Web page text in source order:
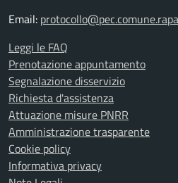
Email:
Leggi le FAQ
Prenotazione appuntamento
Segnalazione disservizio
Richiesta d'assistenza
Attuazione misure PNRR
Amministrazione trasparente
Cookie policy
Informativa privacy